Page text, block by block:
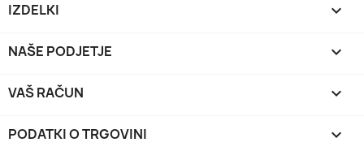
IZDELKI 
NAŠE PODJETJE 
VAŠ RAČUN 
PODATKI O TRGOVINI keyboard_arrow_down